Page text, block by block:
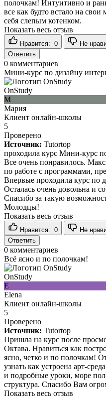
полочкам! Интуитивно и
все как будто встало на
себя слепым котенком.
Показать весь отзыв
Нравится: 0 Не
Ответить
0 комментариев
Мини-курс по дизайну
OnStudy
М
Мария
Клиент онлайн-школы
5
Проверено
Источник: Tutortop
проходила курс Мини-курс
Все очень понравилось.
по работе с программами,
Впервые проходила курс по
Осталась очень довольна и
Спасибо за такую
Молодцы!
Показать весь отзыв
Нравится: 0 Не
Ответить
0 комментариев
Всё ясно и по полочкам!
OnStudy
E
Elena
Клиент онлайн-школы
5
Проверено
Источник: Tutortop
Пришла на курс после
Октава. Нравиться как
ясно, четко и по полочкам!
узнать как устроена арт-
и подробные уроки, море
структура. Спасибо Вам
Показать весь отзыв